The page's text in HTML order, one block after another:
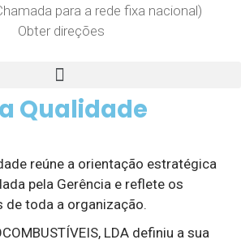
para a rede fixa nacional)
Obter direções
Qualidade
reúne a orientação estratégica
pela Gerência e reflete os
de toda a organização.
LDA definiu a sua